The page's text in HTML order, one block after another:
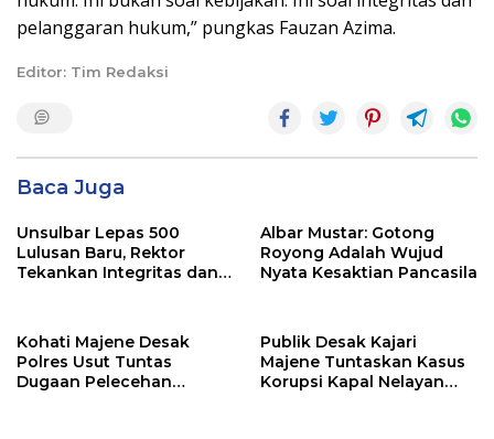
pelanggaran hukum,” pungkas Fauzan Azima.
Editor: Tim Redaksi
Baca Juga
Unsulbar Lepas 500
Lulusan Baru, Rektor
Tekankan Integritas dan
Albar Mustar: Gotong
Royong Adalah Wujud
Nyata Kesaktian Pancasila
Kohati Majene Desak
Polres Usut Tuntas
Dugaan Pelecehan
Publik Desak Kajari
Majene Tuntaskan Kasus
Korupsi Kapal Nelayan